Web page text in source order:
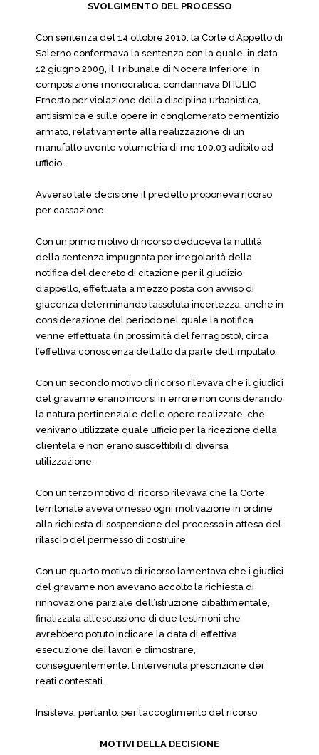
SVOLGIMENTO DEL PROCESSO
Con sentenza del 14 ottobre 2010, la Corte d’Appello di
Salerno confermava la sentenza con la quale, in data
12 giugno 2009, il Tribunale di Nocera Inferiore, in
composizione monocratica, condannava DI IULIO
Ernesto per violazione della disciplina urbanistica,
antisismica e sulle opere in conglomerato cementizio
armato, relativamente alla realizzazione di un
manufatto avente volumetria di mc 100,03 adibito ad
ufficio.
Avverso tale decisione il predetto proponeva ricorso
per cassazione.
Con un primo motivo di ricorso deduceva la nullità
della sentenza impugnata per irregolarità della
notifica del decreto di citazione per il giudizio
d’appello, effettuata a mezzo posta con avviso di
giacenza determinando l’assoluta incertezza, anche in
considerazione del periodo nel quale la notifica
venne effettuata (in prossimità del ferragosto), circa
l’effettiva conoscenza dell’atto da parte dell’imputato.
Con un secondo motivo di ricorso rilevava che il giudici
del gravame erano incorsi in errore non considerando
la natura pertinenziale delle opere realizzate, che
venivano utilizzate quale ufficio per la ricezione della
clientela e non erano suscettibili di diversa
utilizzazione.
Con un terzo motivo di ricorso rilevava che la Corte
territoriale aveva omesso ogni motivazione in ordine
alla richiesta di sospensione del processo in attesa del
rilascio del permesso di costruire
Con un quarto motivo di ricorso lamentava che i giudici
del gravame non avevano accolto la richiesta di
rinnovazione parziale dell’istruzione dibattimentale,
finalizzata all’escussione di due testimoni che
avrebbero potuto indicare la data di effettiva
esecuzione dei lavori e dimostrare,
conseguentemente, l’intervenuta prescrizione dei
reati contestati.
Insisteva, pertanto, per l’accoglimento del ricorso
MOTIVI DELLA DECISIONE